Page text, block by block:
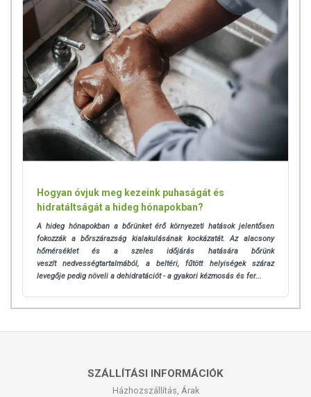
Hogyan óvjuk meg kezeink puhaságát és
hidratáltságát a hideg hónapokban?
A hideg hónapokban a bőrünket érő környezeti hatások jelentősen
fokozzák a bőrszárazság kialakulásának kockázatát. Az alacsony
hőmérséklet és a szeles időjárás hatására bőrünk
veszítnedvességtartalmából, a beltéri, fűtött helyiségek száraz
levegője pedig növeli a dehidratációt - a gyakori kézmosás és fer...
SZÁLLÍTÁSI INFORMÁCIÓK
Házhozszállítás, Árak